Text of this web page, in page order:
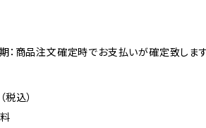
：商品注文確定時でお支払いが確定致します
込）